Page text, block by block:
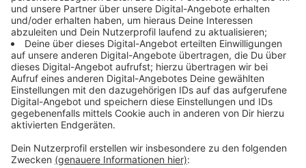
Interessierte Kinder- und Jugendeinrichtungen aus
Wuppertal und Umgebung können sich ab sofort
bis zum 23. Oktober entweder per E-Mail unter
presse@laminatdepot.de oder telefonisch beim
zuständigen Projektbüro unter 0201/7492324
bewerben. Die Bewerber sollten dabei sich und ihr
Projekt kurz vorstellen.